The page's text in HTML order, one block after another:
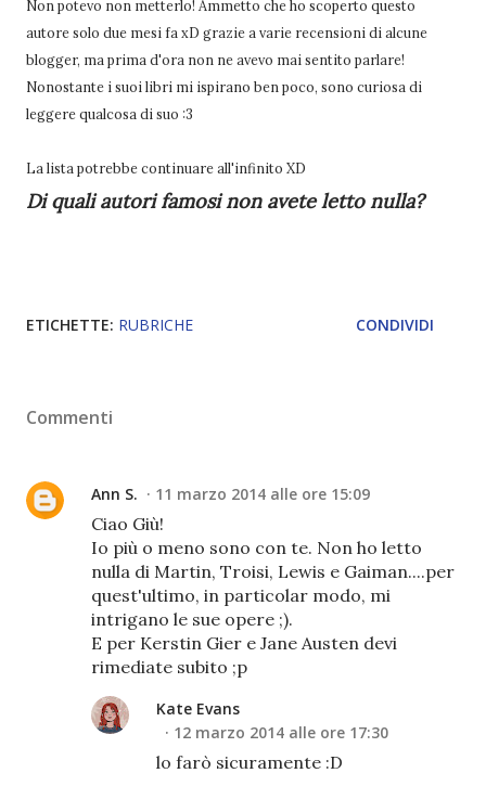
Non potevo non metterlo! Ammetto che ho scoperto questo
autore solo due mesi fa xD grazie a varie recensioni di alcune
blogger, ma prima d'ora non ne avevo mai sentito parlare!
Nonostante i suoi libri mi ispirano ben poco, sono curiosa di
leggere qualcosa di suo :3
La lista potrebbe continuare all'infinito XD
Di quali autori famosi non avete letto nulla?
ETICHETTE: RUBRICHE CONDIVIDI
Commenti
Ann S. 11 marzo 2014 alle ore 15:09
Ciao Giù!
Io più o meno sono con te. Non ho letto
nulla di Martin, Troisi, Lewis e Gaiman....per
quest'ultimo, in particolar modo, mi
intrigano le sue opere ;).
E per Kerstin Gier e Jane Austen devi
rimediate subito ;p
Kate Evans
12 marzo 2014 alle ore 17:30
lo farò sicuramente :D